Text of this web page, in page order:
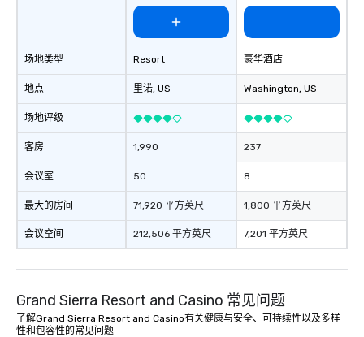
场地类型
地点
场地评级
客房
会议室
最大的房间
会议空间
Resort
里诺, US
1,990
50
71,920 平方英尺
212,506 平方英尺
豪华酒店
Washington, US
237
8
1,800 平方英尺
7,201 平方英尺
Grand Sierra Resort and Casino 常见问题
了解Grand Sierra Resort and Casino有关健康与安全、可持续性以及多样
性和包容性的常见问题